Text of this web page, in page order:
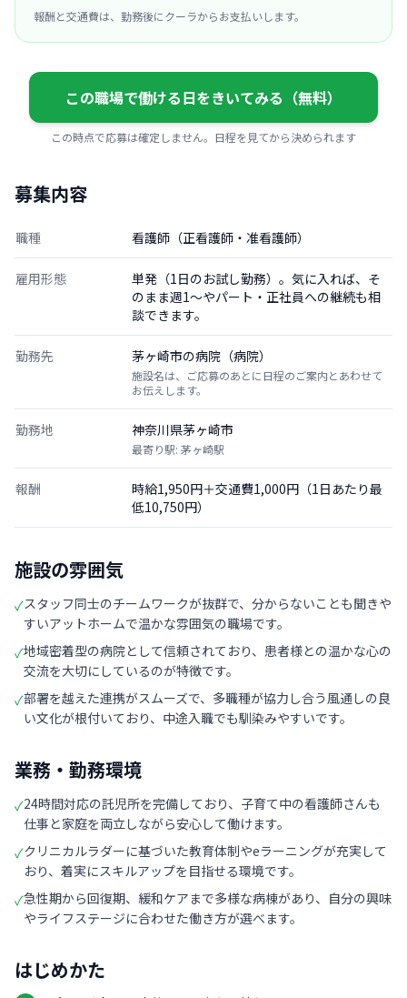
報酬と交通費は、勤務後にクーラからお支払いします。
この職場で働ける日をきいてみる（無料）
この時点で応募は確定しません。日程を見てから決められます
募集内容
職種 看護師（正看護師・准看護師）
雇用形態
単発（1日のお試し勤務）。気に入れば、そ
のまま週1〜やパート・正社員への継続も相
談できます。
勤務先 茅ヶ崎市の病院（病院）
施設名は、ご応募のあとに日程のご案内とあわせて
お伝えします。
勤務地 神奈川県茅ヶ崎市
最寄り駅: 茅ヶ崎駅
報酬
時給1,950円＋交通費1,000円（1日あたり最
低10,750円）
施設の雰囲気
✓スタッフ同士のチームワークが抜群で、分からないことも聞きや
すいアットホームで温かな雰囲気の職場です。
✓地域密着型の病院として信頼されており、患者様との温かな心の
交流を大切にしているのが特徴です。
✓部署を越えた連携がスムーズで、多職種が協力し合う風通しの良
い文化が根付いており、中途入職でも馴染みやすいです。
業務・勤務環境
✓24時間対応の託児所を完備しており、子育て中の看護師さんも
仕事と家庭を両立しながら安心して働けます。
✓クリニカルラダーに基づいた教育体制やeラーニングが充実して
おり、着実にスキルアップを目指せる環境です。
✓急性期から回復期、緩和ケアまで多様な病棟があり、自分の興味
やライフステージに合わせた働き方が選べます。
はじめかた